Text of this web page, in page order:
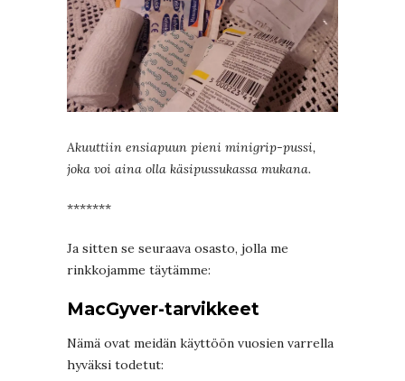
Akuuttiin ensiapuun pieni minigrip-pussi,
joka voi aina olla käsipussukassa mukana.
*******
Ja sitten se seuraava osasto, jolla me
rinkkojamme täytämme:
MacGyver-tarvikkeet
Nämä ovat meidän käyttöön vuosien varrella
hyväksi todetut: